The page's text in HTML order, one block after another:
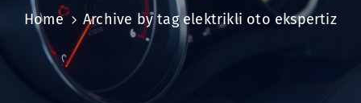
Home Archive by tag elektrikli oto ekspertiz